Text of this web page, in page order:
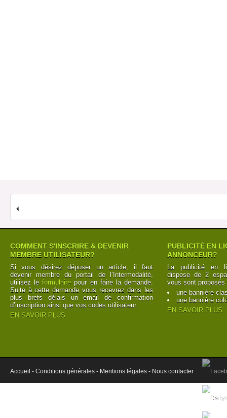
COMMENT S'INSCRIRE & DEVENIR
MEMBRE UTILISATEUR?
Si vous désirez déposer un article, il faut
devenir membre du portail de l’Intermodalité,
utilisez leformulaire pour en faire la demande.
Suite à cette demande vous recevrez dans les
plus brefs délais un email de confirmation
d’inscription ainsi que vos codes utilisateur.
EN SAVOIR PLUS
PUBLICITÉ EN
ANNONCEUR?
La publicité en
dispose de 2
vous sont proposés
une bannière
une bannière
EN SAVOIR PLUS
Accueil - Conditions générales - Mentions légales - Nous contacter